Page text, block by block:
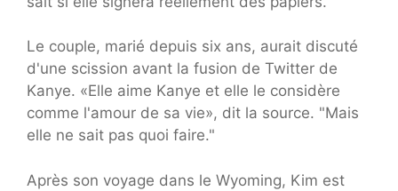
Le couple, marié depuis six ans, aurait discuté
d'une scission avant la fusion de Twitter de
Kanye. «Elle aime Kanye et elle le considère
comme l'amour de sa vie», dit la source. "Mais
elle ne sait pas quoi faire."
Après son voyage dans le Wyoming, Kim est